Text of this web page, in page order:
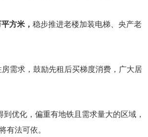
方米， 稳步推进老楼加装电梯、央产老
需求，鼓励先租后买梯度消费，广大居
优化，偏重有地铁且需求量大的区域，
有法可依。